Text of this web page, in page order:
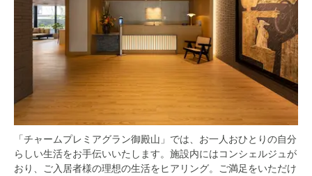
「チャームプレミアグラン御殿山」では、お一人おひとりの自分
らしい生活をお手伝いいたします。施設内にはコンシェルジュが
おり、ご入居者様の理想の生活をヒアリング。ご満足をいただけ